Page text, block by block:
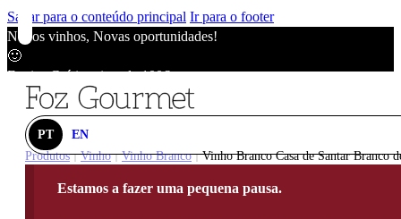
Saltar para o conteúdo principal Ir para o footer
Novos vinhos, Novas oportunidades!
🙂
Envios Grátis acima de 100€
Novos vinhos, Novas oportunidades!
Envios Grátis acima de 100€
Novos vinhos, Novas oportunidades!
PT
EN
Produtos | Vinho | Vinho Branco | Vinho Branco Casa de Santar Branco
Estamos a fazer uma pequena pausa.